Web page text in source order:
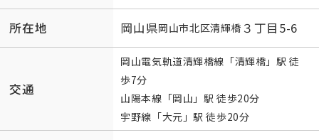
所在地 岡山県岡山市北区清輝橋 ３丁目5-6
交通
岡山電気軌道清輝橋線 「清輝橋 」駅 徒
歩7分
山陽本線 「岡山 」駅 徒歩20分
宇野線 「大元 」駅 徒歩20分